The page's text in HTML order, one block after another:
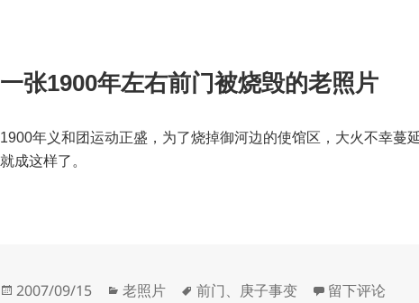
一张1900年左右前门被烧毁的老照片
1900年义和团运动正盛，为了烧掉御河边的使馆区，大火不幸蔓
就成这样了。
发
2007/09/15
分
老照片
标
前门、 庚子事变 于一张1900
留下评论